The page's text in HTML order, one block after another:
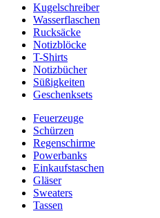
Kugelschreiber
Wasserflaschen
Rucksäcke
Notizblöcke
T-Shirts
Notizbücher
Süßigkeiten
Geschenksets
Feuerzeuge
Schürzen
Regenschirme
Powerbanks
Einkaufstaschen
Gläser
Sweaters
Tassen